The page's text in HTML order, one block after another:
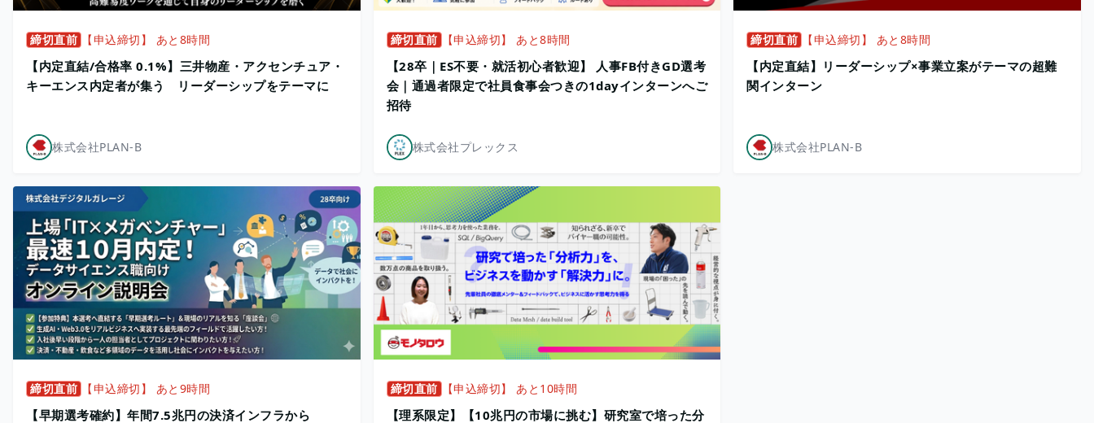
締切直前 【申込締切】 あと8時間
【内定直結/合格率 0.1%】三井物産・アクセンチュア・
キーエンス内定者が集う リーダーシップをテーマに
株式会社PLAN-B
締切直前 【申込締切】 あと8時間
【28卒｜ES不要・就活初心者歓迎】 人事FB付きGD選考
会｜通過者限定で社員食事会つきの1dayインターンへご
招待
株式会社プレックス
締切直前 【申込締切】 あと8時間
【内定直結】リーダーシップ×事業立案がテーマの超難
関インターン
株式会社PLAN-B
締切直前 【申込締切】 あと9時間
【早期選考確約】年間7.5兆円の決済インフラから
締切直前 【申込締切】 あと10時間
【理系限定】【10兆円の市場に挑む】研究室で培った分